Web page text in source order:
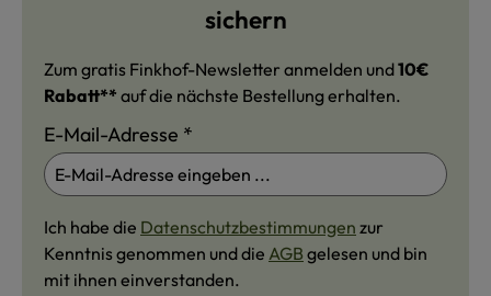
sichern
Zum gratis Finkhof-Newsletter anmelden und10€
Rabatt** auf die nächste Bestellung erhalten.
E-Mail-Adresse *
Ich habe die Datenschutzbestimmungen zur
Kenntnis genommen und die AGB gelesen und bin
mit ihnen einverstanden.